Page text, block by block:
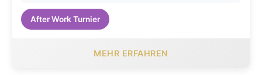
After Work Turnier
MEHR ERFAHREN